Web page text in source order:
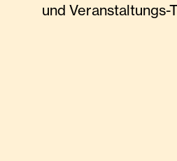
und Veranstaltungs-